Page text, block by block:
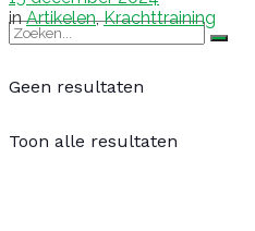
Geen resultaten
Toon alle resultaten
in Artikelen,Krachttraining